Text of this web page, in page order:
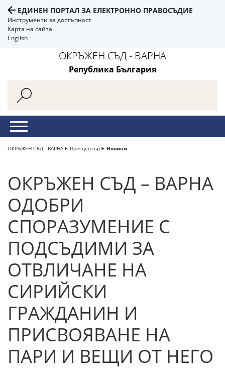
ЕДИНЕН ПОРТАЛ ЗА ЕЛЕКТРОННО ПРАВОСЪДИЕ
Инструменти за достъпност
Карта на сайта
English
ОКРЪЖЕН СЪД - ВАРНА
Република България
ОКРЪЖЕН СЪД - ВАРНА Пресцентър Новини
ОКРЪЖЕН СЪД – ВАРНА
ОДОБРИ
СПОРАЗУМЕНИЕ С
ПОДСЪДИМИ ЗА
ОТВЛИЧАНЕ НА
СИРИЙСКИ
ГРАЖДАНИН И
ПРИСВОЯВАНЕ НА
ПАРИ И ВЕЩИ ОТ НЕГО